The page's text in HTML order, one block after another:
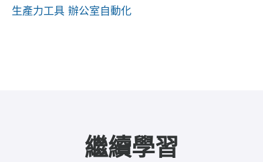
生產力工具 辦公室自動化
繼續學習